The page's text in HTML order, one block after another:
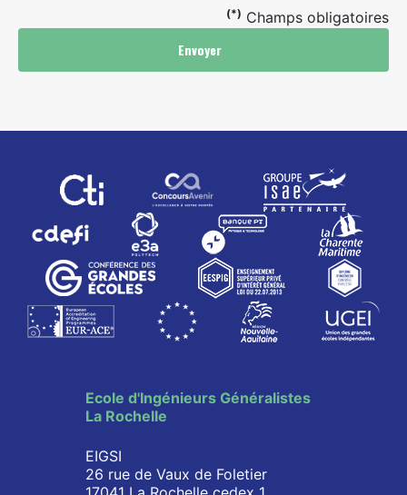
(*) Champs obligatoires
Envoyer
Ecole d'Ingénieurs Généralistes
La Rochelle
EIGSI
26 rue de Vaux de Foletier